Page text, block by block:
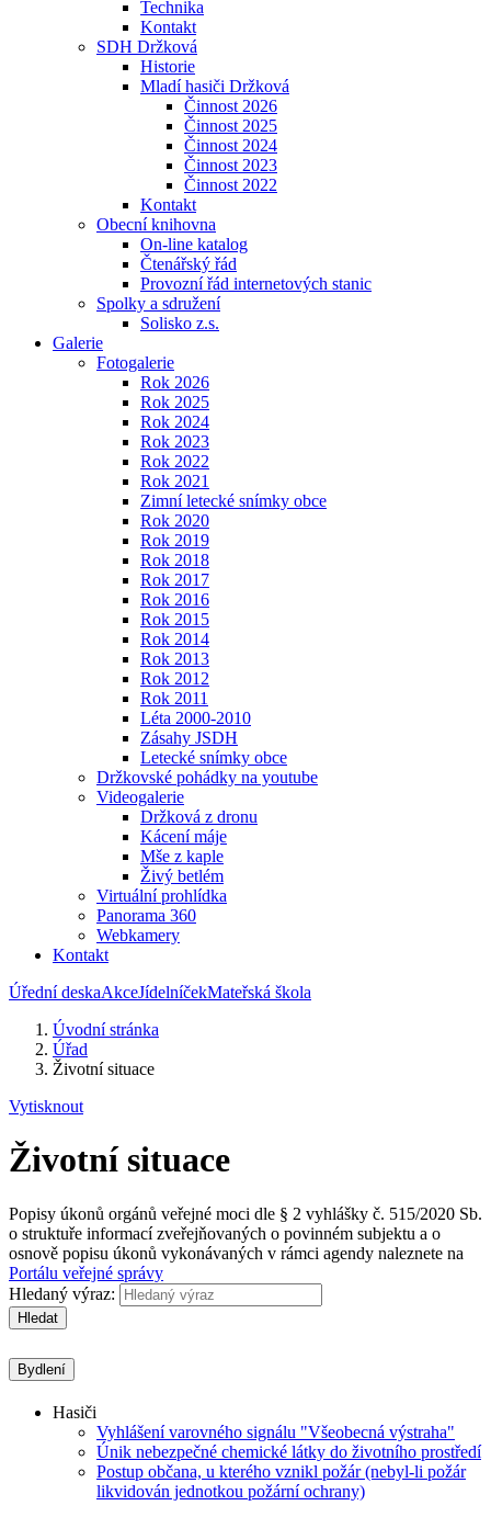
Technika
Kontakt
SDH Držková
Historie
Mladí hasiči Držková
Činnost 2026
Činnost 2025
Činnost 2024
Činnost 2023
Činnost 2022
Kontakt
Obecní knihovna
On-line katalog
Čtenářský řád
Provozní řád internetových stanic
Spolky a sdružení
Solisko z.s.
Galerie
Fotogalerie
Rok 2026
Rok 2025
Rok 2024
Rok 2023
Rok 2022
Rok 2021
Zimní letecké snímky obce
Rok 2020
Rok 2019
Rok 2018
Rok 2017
Rok 2016
Rok 2015
Rok 2014
Rok 2013
Rok 2012
Rok 2011
Léta 2000-2010
Zásahy JSDH
Letecké snímky obce
Držkovské pohádky na youtube
Videogalerie
Držková z dronu
Kácení máje
Mše z kaple
Živý betlém
Virtuální prohlídka
Panorama 360
Webkamery
Kontakt
Úřední deskaAkceJídelníčekMateřská škola
Úvodní stránka
Úřad
Životní situace
Vytisknout
Životní situace
Popisy úkonů orgánů veřejné moci dle § 2 vyhlášky č. 515/2020 Sb.
o struktuře informací zveřejňovaných o povinném subjektu a o
osnově popisu úkonů vykonávaných v rámci agendy naleznete na
Portálu veřejné správy
Hledaný výraz:
Hledat
Bydlení
Hasiči
Vyhlášení varovného signálu "Všeobecná výstraha"
Únik nebezpečné chemické látky do životního prostředí
Postup občana, u kterého vznikl požár (nebyl-li požár
likvidován jednotkou požární ochrany)